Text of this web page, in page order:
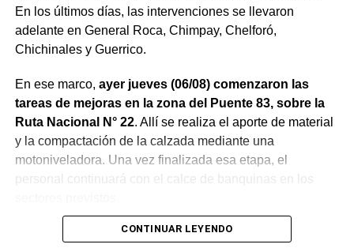
En los últimos días, las intervenciones se llevaron
adelante en General Roca, Chimpay, Chelforó,
Chichinales y Guerrico.
En ese marco, ayer jueves (06/08) comenzaron las
tareas de mejoras en la zona del Puente 83, sobre la
Ruta Nacional N° 22. Allí se realiza el aporte de material
y la compactación de la calzada mediante una
motoniveladora. Una vez finalizada esa etapa, el
personal continuará con el calce de banquinas en los
CONTINUAR LEYENDO